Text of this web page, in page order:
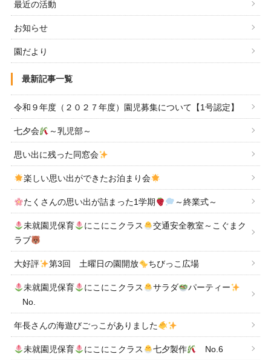
最近の活動
お知らせ
園だより
最新記事一覧
令和９年度（２０２７年度）園児募集について【1号認定】
七夕会 ～乳児部～
思い出に残った同窓会
楽しい思い出ができたお泊まり会
たくさんの思い出が詰まった1学期 ～終業式～
未就園児保育 にこにこクラス
交通安全教室～こぐまク
ラブ
大好評 第3回 土曜日の園開放 ちびっこ広場
未就園児保育 にこにこクラス サラダ
パーティー
No.
年長さんの海遊びごっこがありました
未就園児保育 にこにこクラス 七夕製作 No.6